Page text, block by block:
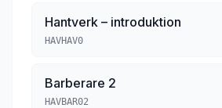
Hantverk – introduktion
HAVHAV0
Barberare 2
HAVBAR02